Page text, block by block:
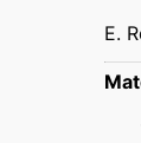
E.